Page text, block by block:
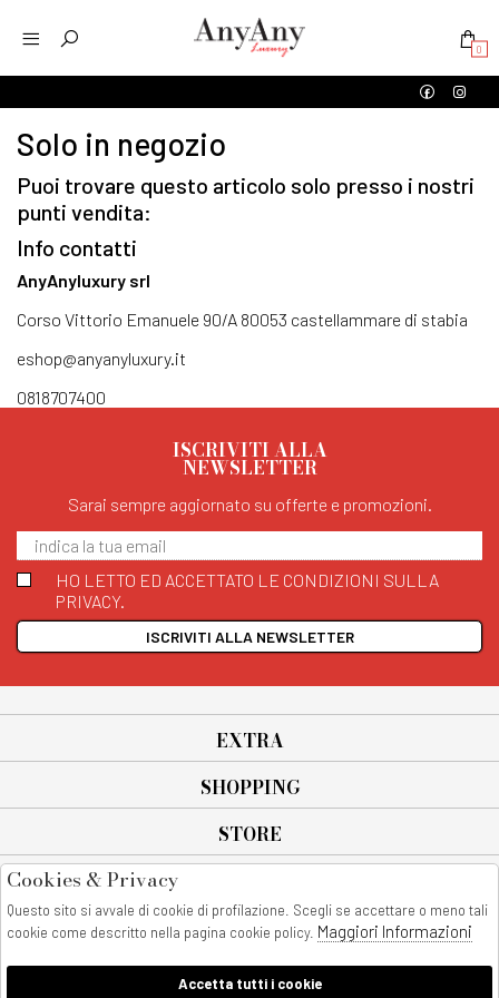
0
Solo in negozio
Puoi trovare questo articolo solo presso i nostri
punti vendita:
Info contatti
AnyAnyluxury srl
Corso Vittorio Emanuele 90/A 80053 castellammare di stabia
eshop@anyanyluxury.it
0818707400
ISCRIVITI ALLA
NEWSLETTER
Sarai sempre aggiornato su offerte e promozioni.
HO LETTO ED ACCETTATO LE CONDIZIONI SULLA
PRIVACY.
ISCRIVITI ALLA NEWSLETTER
EXTRA
SHOPPING
STORE
All rights reserved - © Copyright 2026
AnyAnyluxury srl - Sede Legale: Corso Vittorio Emanuele 90/A - 80053
castellammare di stabia - Italia
Cookies & Privacy
Questo sito si avvale di cookie di profilazione. Scegli se accettare o meno tali
cookie come descritto nella pagina cookie policy. Maggiori Informazioni
Accetta tutti i cookie